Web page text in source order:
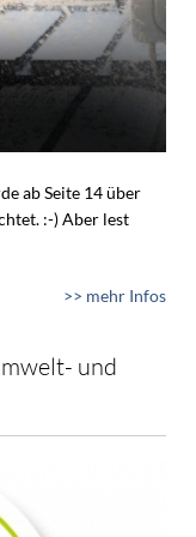
ab Seite 14 über
:-) Aber lest
>> mehr Infos
und